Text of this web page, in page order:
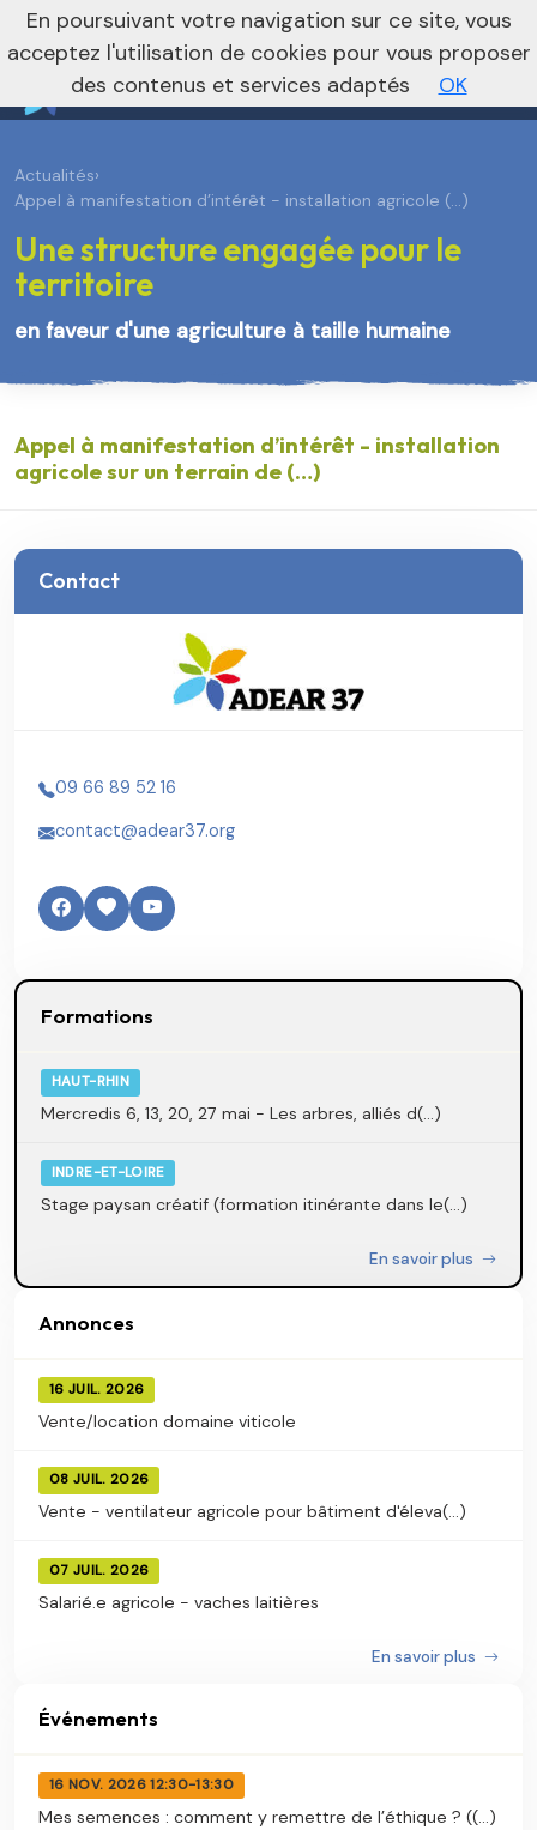
Vers le site régional Vers le site national
Actualités›
Appel à manifestation d’intérêt - installation agricole (…)
Une structure engagée pour le
territoire
en faveur d'une agriculture à taille humaine
Appel à manifestation d’intérêt - installation
agricole sur un terrain de (…)
Contact
09 66 89 52 16
contact@adear37.org
Formations
HAUT-RHIN
Mercredis 6, 13, 20, 27 mai - Les arbres, alliés d(...)
INDRE-ET-LOIRE
Stage paysan créatif (formation itinérante dans le(...)
En savoir plus
Annonces
16 JUIL. 2026
Vente/location domaine viticole
08 JUIL. 2026
Vente - ventilateur agricole pour bâtiment d'éleva(...)
07 JUIL. 2026
Salarié.e agricole - vaches laitières
En savoir plus
Événements
16 NOV. 2026 12:30-13:30
Mes semences : comment y remettre de l’éthique ? ((...)
En poursuivant votre navigation sur ce site, vous
acceptez l'utilisation de cookies pour vous proposer
des contenus et services adaptés
OK